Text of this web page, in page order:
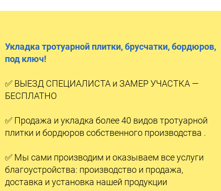
Укладка тротуарной плитки, брусчатки, бордюров,
под ключ!
✅ ВЫЕЗД СПЕЦИАЛИСТА и ЗАМЕР УЧАСТКА —
БЕСПЛАТНО
✅ Продажа и укладка более 40 видов тротуарной
плитки и бордюров собственного производства .
✅ Мы сами производим и оказываем все услуги
благоустройства: производство и продажа,
доставка и установка нашей продукции